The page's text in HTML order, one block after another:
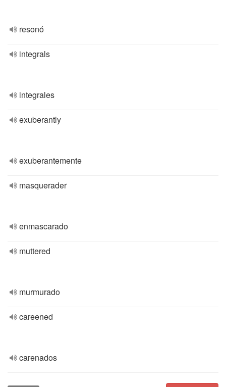
resonó
integrals
integrales
exuberantly
exuberantemente
masquerader
enmascarado
muttered
murmurado
careened
carenados